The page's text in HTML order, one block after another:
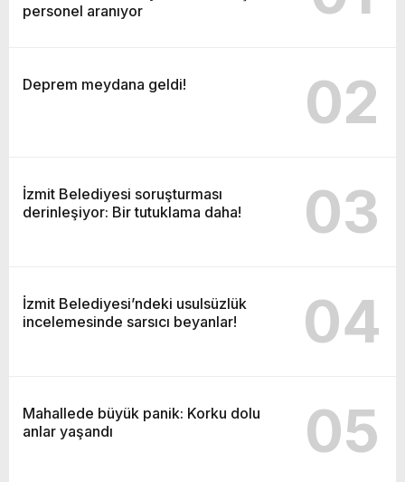
personel aranıyor
Deprem meydana geldi! 02
İzmit Belediyesi soruşturması
derinleşiyor: Bir tutuklama daha!
03
İzmit Belediyesi’ndeki usulsüzlük
incelemesinde sarsıcı beyanlar!
04
Mahallede büyük panik: Korku dolu
anlar yaşandı
05